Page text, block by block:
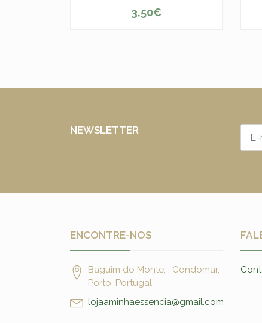
+
3,50€
NEWSLETTER
ENCONTRE-NOS
Baguim do Monte, , Gondomar,
Porto, Portugal
lojaaminhaessencia@gmail.com